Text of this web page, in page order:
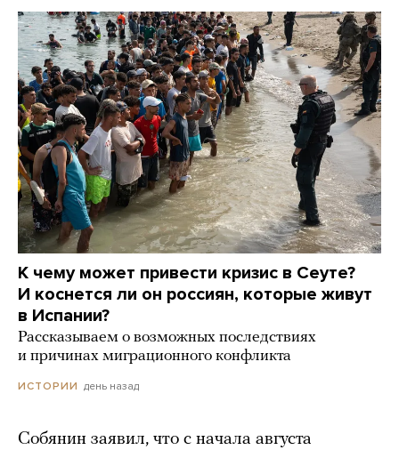
К чему может привести кризис в Сеуте?
И коснется ли он россиян, которые живут
в Испании?
Рассказываем о возможных последствиях
и причинах миграционного конфликта
ИСТОРИИ день назад
Собянин заявил, что с начала августа